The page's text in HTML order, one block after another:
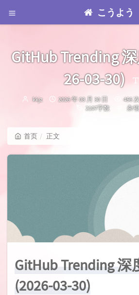
こうよう
GitHub Trending
26-03-30)
博
kkjz
发
2026 年 03 月 30 日 456
2107字数
分
杂项
首页 正文
GitHub Trending 深
(2026-03-30)